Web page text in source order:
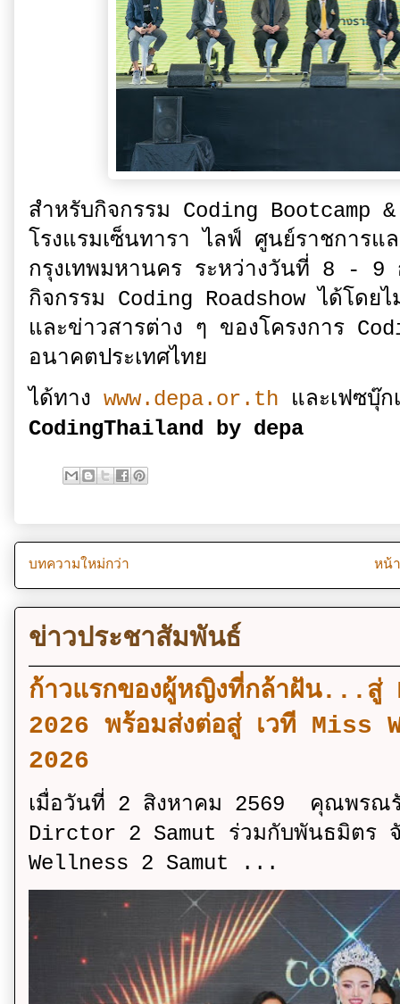
สำหรับกิจกรรม Coding Bootcamp
โรงแรมเซ็นทารา ไลฟ์ ศูนย์ราชการ
กรุงเทพมหานคร ระหว่างวันที่ 8 - 9
กิจกรรม Coding Roadshow ได้โดย
และข่าวสารต่าง ๆ ของโครงการ
อนาคตประเทศไทย
ได้ทาง www.depa.or.th และเฟซบุ๊
CodingThailand by depa
บทความใหม่กว่า หน้
ข่าวประชาสัมพันธ์
ก้าวแรกของผู้หญิงที่กล้าฝัน...
2026 พร้อมส่งต่อสู่ เวที
2026
เมื่อวันที่ 2 สิงหาคม 2569 คุณพร
Dirctor 2 Samut ร่วมกับพันธมิตร จั
Wellness 2 Samut ...